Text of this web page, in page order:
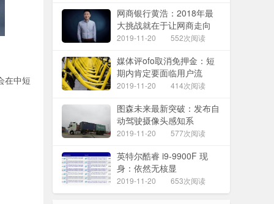
在中短
网商银行黄浩：2018年最
大挑战就在于让网商走向
2019-11-20 552次阅读
媒体评ofo取消免押金：短
期内肯定要面临用户流
2019-11-20 414次阅读
图森未来最新突破：发布自
动驾驶摄像头感知系
2019-11-20 577次阅读
英特尔酷睿 i9-9900F 现
身：依然无核显
2019-11-20 653次阅读